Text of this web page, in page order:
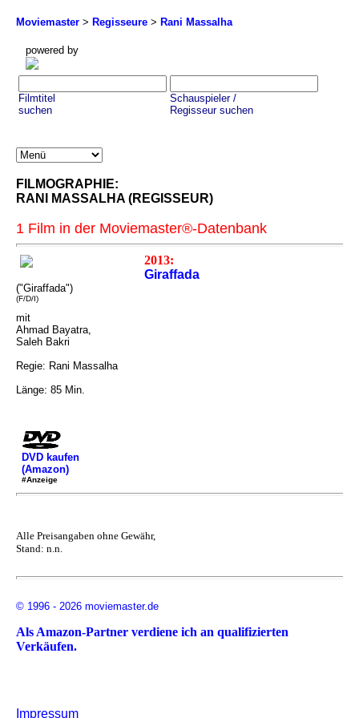
Moviemaster > Regisseure > Rani Massalha
powered by
Filmtitel
suchen
Schauspieler /
Regisseur suchen
FILMOGRAPHIE:
RANI MASSALHA (REGISSEUR)
1 Film in der Moviemaster®-Datenbank
2013:
Giraffada
("Giraffada")
(F/D/I)
mit
Ahmad Bayatra,
Saleh Bakri
Regie: Rani Massalha
Länge: 85 Min.
DVD kaufen
(Amazon)
#Anzeige
Alle Preisangaben ohne Gewähr,
Stand: n.n.
© 1996 - 2026 moviemaster.de
Als Amazon-Partner verdiene ich an qualifizierten
Verkäufen.
Impressum